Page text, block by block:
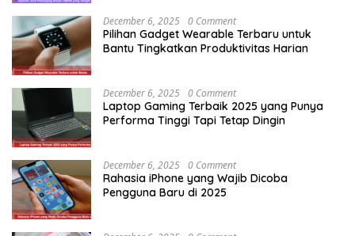
December 6, 2025 0 Comment
Pilihan Gadget Wearable Terbaru untuk
Bantu Tingkatkan Produktivitas Harian
December 6, 2025 0 Comment
Laptop Gaming Terbaik 2025 yang Punya
Performa Tinggi Tapi Tetap Dingin
December 6, 2025 0 Comment
Rahasia iPhone yang Wajib Dicoba
Pengguna Baru di 2025